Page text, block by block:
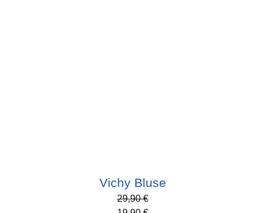
Vichy Bluse
29,90€